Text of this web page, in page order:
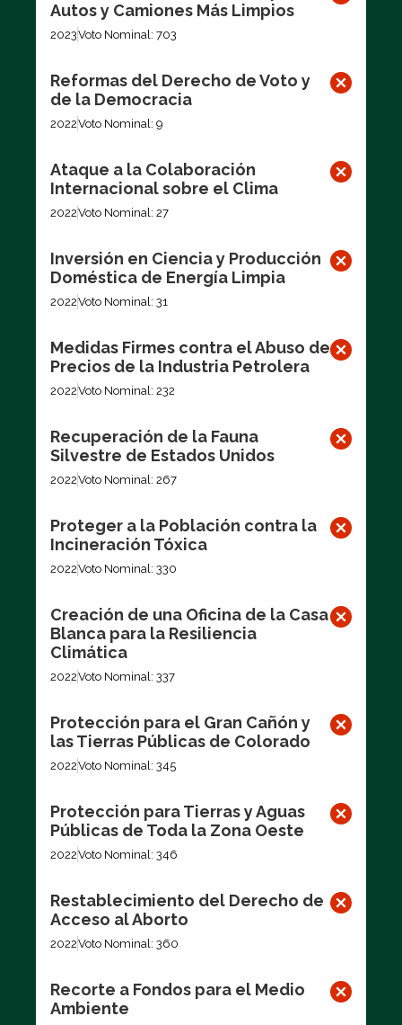
Autos y Camiones Más Limpios
2023Voto Nominal: 703
Reformas del Derecho de Voto y
de la Democracia
2022Voto Nominal: 9
Ataque a la Colaboración
Internacional sobre el Clima
2022Voto Nominal: 27
Inversión en Ciencia y Producción
Doméstica de Energía Limpia
2022Voto Nominal: 31
Medidas Firmes contra el Abuso de
Precios de la Industria Petrolera
2022Voto Nominal: 232
Recuperación de la Fauna
Silvestre de Estados Unidos
2022Voto Nominal: 267
Proteger a la Población contra la
Incineración Tóxica
2022Voto Nominal: 330
Creación de una Oficina de la Casa
Blanca para la Resiliencia
Climática
2022Voto Nominal: 337
Protección para el Gran Cañón y
las Tierras Públicas de Colorado
2022Voto Nominal: 345
Protección para Tierras y Aguas
Públicas de Toda la Zona Oeste
2022Voto Nominal: 346
Restablecimiento del Derecho de
Acceso al Aborto
2022Voto Nominal: 360
Recorte a Fondos para el Medio
Ambiente